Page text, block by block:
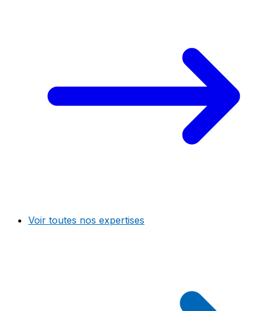
Voir toutes nos expertises